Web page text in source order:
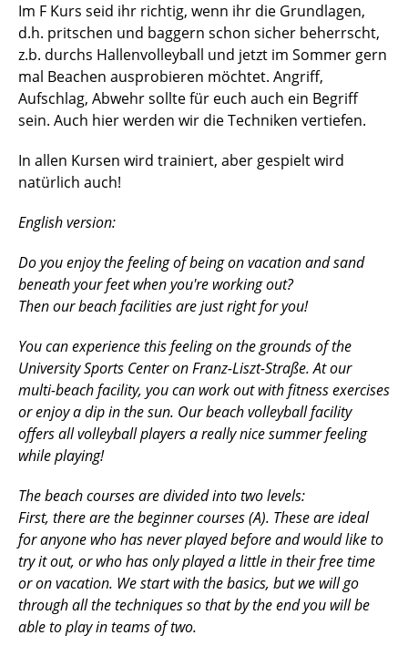
Im F Kurs seid ihr richtig, wenn ihr die Grundlagen,
d.h. pritschen und baggern schon sicher beherrscht,
z.b. durchs Hallenvolleyball und jetzt im Sommer gern
mal Beachen ausprobieren möchtet. Angriff,
Aufschlag, Abwehr sollte für euch auch ein Begriff
sein. Auch hier werden wir die Techniken vertiefen.
In allen Kursen wird trainiert, aber gespielt wird
natürlich auch!
English version:
Do you enjoy the feeling of being on vacation and sand
beneath your feet when you're working out?
Then our beach facilities are just right for you!
You can experience this feeling on the grounds of the
University Sports Center on Franz-Liszt-Straße. At our
multi-beach facility, you can work out with fitness exercises
or enjoy a dip in the sun. Our beach volleyball facility
offers all volleyball players a really nice summer feeling
while playing!
The beach courses are divided into two levels:
First, there are the beginner courses (A). These are ideal
for anyone who has never played before and would like to
try it out, or who has only played a little in their free time
or on vacation. We start with the basics, but we will go
through all the techniques so that by the end you will be
able to play in teams of two.